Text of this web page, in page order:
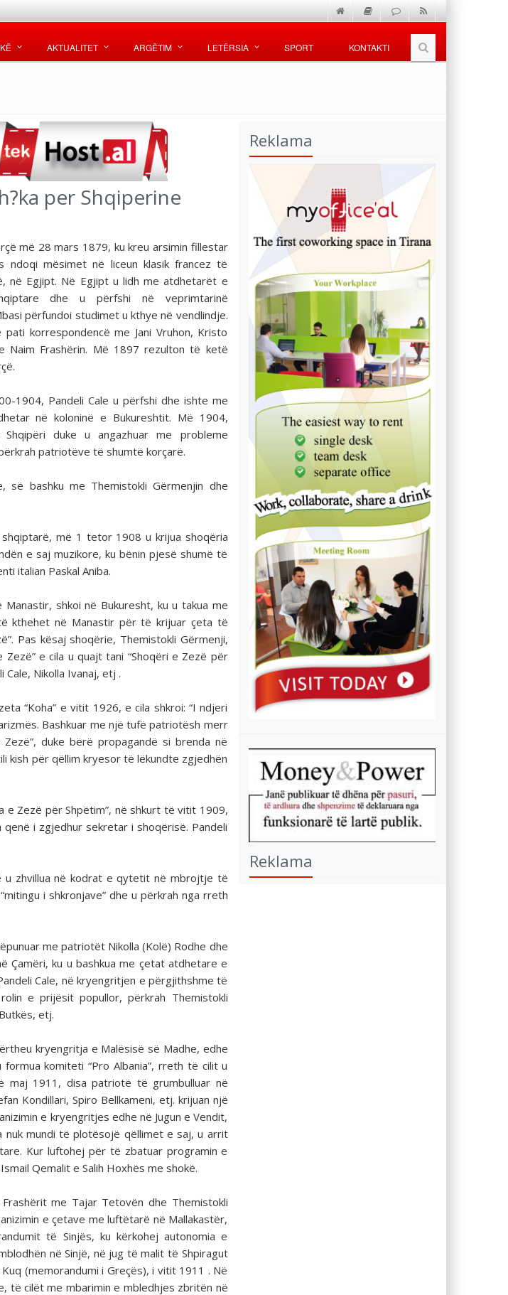
AKTUALITET ARGËTIM LETËRSIA SPORT KONTAKTI
per Shqiperine
më 28 mars 1879, ku kreu arsimin fillestar
ndoqi mësimet në liceun klasik francez të
në Egjipt. Në Egjipt u lidh me atdhetarët e
dhe u përfshi në veprimtarinë
përfundoi studimet u kthye në vendlindje.
pati korrespondencë me Jani Vruhon, Kristo
Naim Frashërin. Më 1897 rezulton të ketë
1904, Pandeli Cale u përfshi dhe ishte me
në koloninë e Bukureshtit. Më 1904,
duke u angazhuar me probleme
patriotëve të shumtë korçarë.
së bashku me Themistokli Gërmenjin dhe
më 1 tetor 1908 u krijua shoqëria
e saj muzikore, ku bënin pjesë shumë të
italian Paskal Aniba.
shkoi në Bukuresht, ku u takua me
kthehet në Manastir për të krijuar çeta të
Pas kësaj shoqërie, Themistokli Gërmenji,
e cila u quajt tani “Shoqëri e Zezë për
Nikolla Ivanaj, etj .
“Koha” e vitit 1926, e cila shkroi: “I ndjeri
Bashkuar me një tufë patriotësh merr
duke bërë propagandë si brenda në
kish për qëllim kryesor të lëkundte zgjedhën
e Zezë për Shpëtim”, në shkurt të vitit 1909,
i zgjedhur sekretar i shoqërisë. Pandeli
u zhvillua në kodrat e qytetit në mbrojtje të
i shkronjave” dhe u përkrah nga rreth
me patriotët Nikolla (Kolë) Rodhe dhe
Çamëri, ku u bashkua me çetat atdhetare e
Cale, në kryengritjen e përgjithshme të
e prijësit popullor, përkrah Themistokli
etj.
kryengritja e Malësisë së Madhe, edhe
komiteti “Pro Albania”, rreth të cilit u
maj 1911, disa patriotë të grumbulluar në
Kondillari, Spiro Bellkameni, etj. krijuan një
e kryengritjes edhe në Jugun e Vendit,
mundi të plotësojë qëllimet e saj, u arrit
Kur luftohej për të zbatuar programin e
Qemalit e Salih Hoxhës me shokë.
me Tajar Tetovën dhe Themistokli
e çetave me luftëtarë në Mallakastër,
të Sinjës, ku kërkohej autonomia e
në Sinjë, në jug të malit të Shpiragut
(memorandumi i Greçës), i vitit 1911 . Në
të cilët me mbarimin e mbledhjes zbritën në
Reklama
Reklama